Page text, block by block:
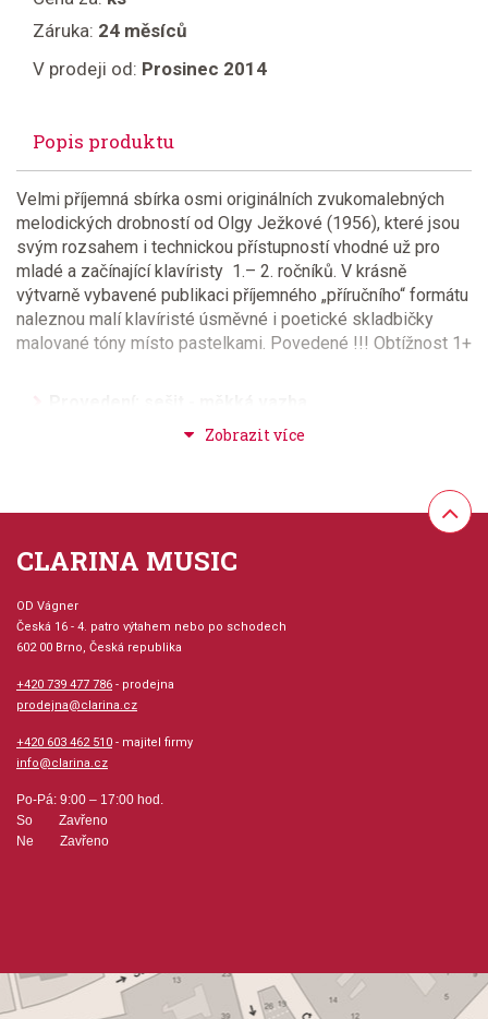
Záruka: 24 měsíců
V prodeji od: Prosinec 2014
Popis produktu
Velmi příjemná sbírka osmi originálních zvukomalebných
melodických drobností od Olgy Ježkové (1956), které jsou
svým rozsahem i technickou přístupností vhodné už pro
mladé a začínající klavíristy 1.– 2. ročníků. V krásně
výtvarně vybavené publikaci příjemného „příručního“ formátu
naleznou malí klavíristé úsměvné i poetické skladbičky
malované tóny místo pastelkami. Povedené !!! Obtížnost 1+
Hudební styl: noty pro hudební školy, hudba pro děti,
Počet skladeb: 8
Počet stran: 11
hudební úprava: melodie
Obsazení: solo
Obsahuje:
CLARINA MUSIC
OD Vágner
Česká 16 - 4. patro výtahem nebo po schodech
602 00 Brno, Česká republika
+420 739 477 786 - prodejna
prodejna@clarina.cz
+420 603 462 510 - majitel firmy
info@clarina.cz
Po-Pá: 9:00 – 17:00 hod.
So Zavřeno
Ne Zavřeno